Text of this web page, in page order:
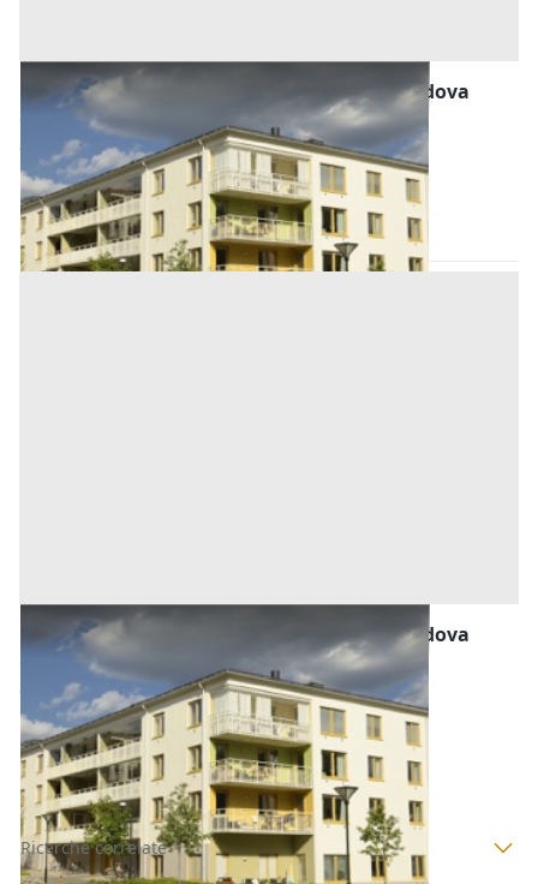
Abitazione di Tipo Economico all'asta a Padova
Codevigo (Padova)
Offerta minima
30.000 € 40.000 €
Codice asta:AI366900
Asta chiusa
Abitazione di Tipo Economico all'asta a Padova
Codevigo (Padova)
Offerta minima
33.000 € 44.000 €
Codice asta: AI3166822
Asta chiusa
Ricerche correlate